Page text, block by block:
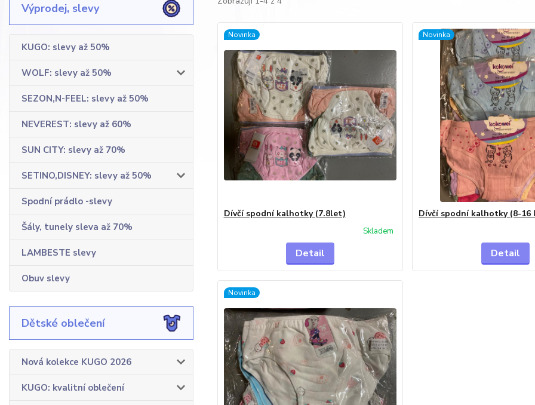
Výprodej, slevy
KUGO: slevy až 50%
WOLF: slevy až 50%
SEZON,N-FEEL: slevy až 50%
NEVEREST: slevy až 60%
SUN CITY: slevy až 70%
SETINO,DISNEY: slevy až 50%
Spodní prádlo -slevy
Šály, tunely sleva až 70%
LAMBESTE slevy
Obuv slevy
Dětské oblečení
Nová kolekce KUGO 2026
KUGO: kvalitní oblečení
Novinka
Dívčí spodní kalhotky (7.8let)
Skladem
Detail
Novinka
Dívčí spodní kalhotky (8-16
Detail
Novinka